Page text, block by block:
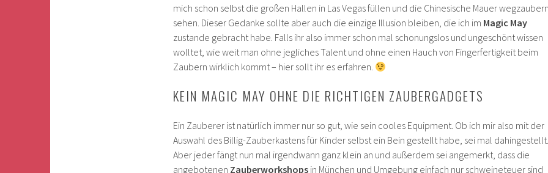
mich schon selbst die großen Hallen in Las Vegas füllen und die Chinesische Mauer
sehen. Dieser Gedanke sollte aber auch die einzige Illusion bleiben, die ich im Magic May
zustande gebracht habe. Falls ihr also immer schon mal schonungslos und ungeschönt wissen
wolltet, wie weit man ohne jegliches Talent und ohne einen Hauch von Fingerfertigkeit beim
Zaubern wirklich kommt – hier sollt ihr es erfahren.
KEIN MAGIC MAY OHNE DIE RICHTIGEN ZAUBERGADGETS
Ein Zauberer ist natürlich immer nur so gut, wie sein cooles Equipment. Ob ich mir also mit der
Auswahl des Billig-Zauberkastens für Kinder selbst ein Bein gestellt habe, sei mal dahingestellt.
Aber jeder fängt nun mal irgendwann ganz klein an und außerdem sei angemerkt, dass die
angebotenen Zauberworkshops in München und Umgebung einfach nur schweineteuer sind